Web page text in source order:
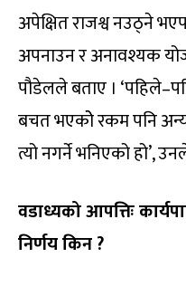
अपेक्षित राजश्व नउठ्ने
अपनाउन र अनावश्यक
पौडेलले बताए ।
बचत भएकोे रकम पनि
त्यो नगर्ने भनिएको हो’,
वडाध्यको आपत्तिः
निर्णय किन ?